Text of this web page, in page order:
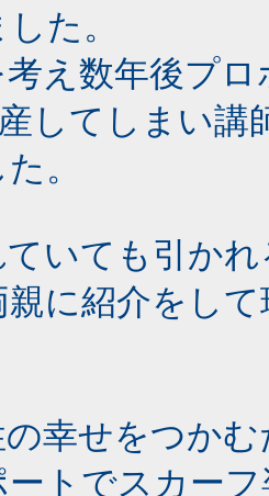
た。
え数年後プ
してしまい講
。
いても引か
に紹介をし
幸せをつか
トでスカー